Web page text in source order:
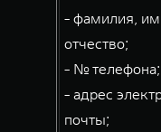
- фамилия,
отчество;
- № телефона;
- адрес
почты;